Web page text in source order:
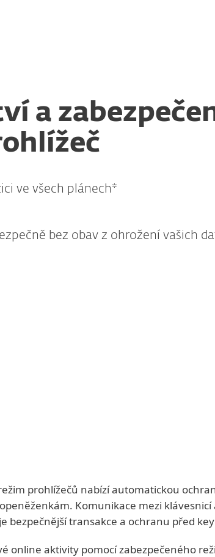
a
ve všech plánech*
bez obav z ohrožení vašich
prohlížečů nabízí automatickou
Komunikace mezi klávesnicí
bezpečnější transakce a ochranu před
online aktivity pomocí zabezpečeného